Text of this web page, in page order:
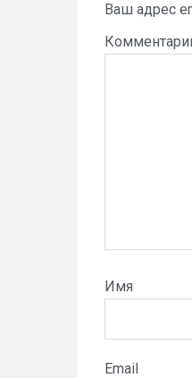
Ваш адрес
Имя
Email